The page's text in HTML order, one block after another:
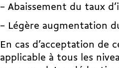
– Abaissement du taux
– Légère augmentation
En cas d’acceptation de
applicable à tous les